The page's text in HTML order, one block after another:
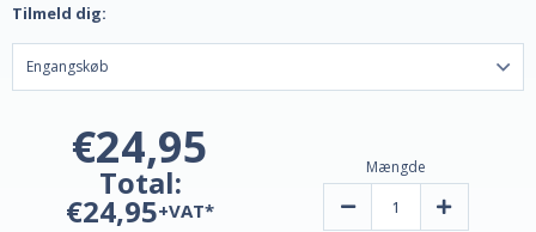
Tilmeld dig:
€24,95
Total:
€24,95+VAT*
Mængde
Reducer Forøg